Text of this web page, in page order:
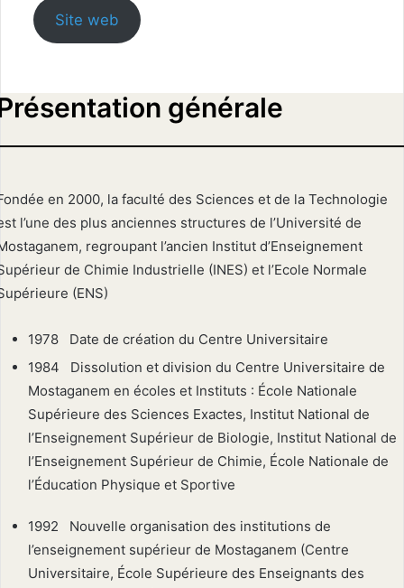
Site web
générale
en 2000, la faculté des Sciences et de la Technologie
l’une des plus anciennes structures de l’Université de
regroupant l’ancien Institut d’Enseignement
de Chimie Industrielle (INES) et l’Ecole Normale
(ENS)
1978 Date de création du Centre Universitaire
1984 Dissolution et division du Centre Universitaire de
Mostaganem en écoles et Instituts : École Nationale
Supérieure des Sciences Exactes, Institut National de
l’Enseignement Supérieur de Biologie, Institut National de
l’Enseignement Supérieur de Chimie, École Nationale de
l’Éducation Physique et Sportive
1992 Nouvelle organisation des institutions de
l’enseignement supérieur de Mostaganem (Centre
Universitaire, École Supérieure des Enseignants des